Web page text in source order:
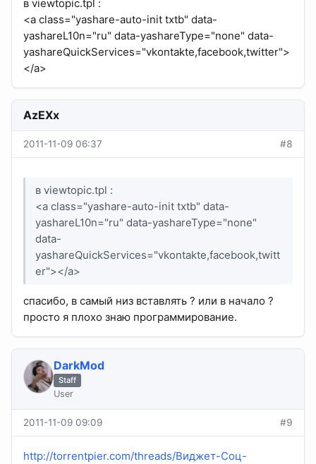
в viewtopic.tpl :
<a class="yashare-auto-init txtb" data-
yashareL10n="ru" data-yashareType="none" data-
yashareQuickServices="vkontakte,facebook,twitter">
</a>
AzEXx
2011-11-09 06:37 #8
в viewtopic.tpl :
<a class="yashare-auto-init txtb" data-
yashareL10n="ru" data-yashareType="none"
data-
yashareQuickServices="vkontakte,facebook,twitt
er"></a>
спасибо, в самый низ вставлять ? или в начало ?
просто я плохо знаю программирование.
DarkMod
Staff
User
2011-11-09 09:09 #9
http://torrentpier.com/threads/Виджет-Соц-